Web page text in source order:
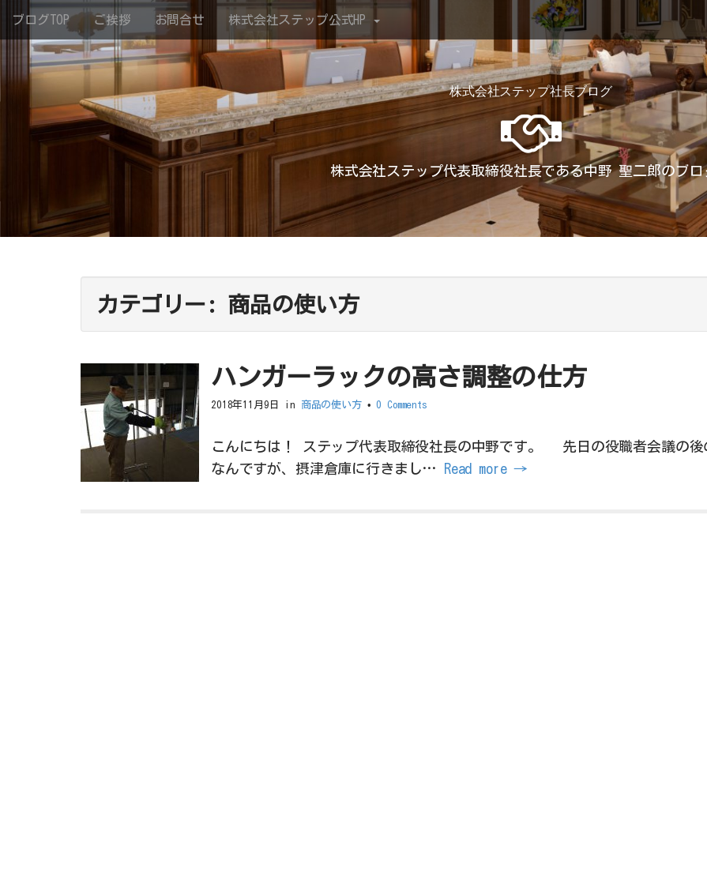
n
i
t
n
ブログTOP ご挨拶 お問合せ 株式会社ステップ公式HP
株式会社ステップ社長ブログ
株式会社ステップ代表取締役社長である中野 聖二郎のブロ
カテゴリー: 商品の使い方
ハンガーラックの高さ調整の仕方
2018年11月9日 in 商品の使い方•0 Comments
こんにちは！ ステップ代表取締役社長の中野です。 先日の役職者会議の後
なんですが、摂津倉庫に行きまし… Read more →